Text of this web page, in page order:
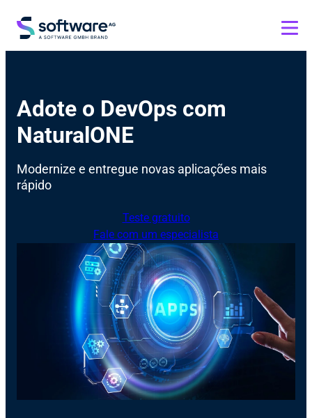
Adote o DevOps com
NaturalONE
Modernize e entregue novas aplicações mais
rápido
Teste gratuito
Fale com um especialista